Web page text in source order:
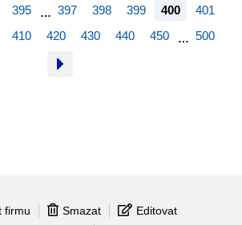
395 … 397 398 399 400
401
410 420 430 440 450 … 500
firmu Smazat
Editovat